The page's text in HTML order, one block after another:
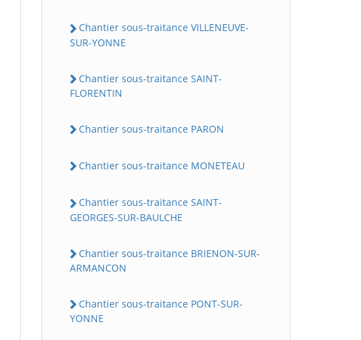
Chantier sous-traitance VILLENEUVE-
SUR-YONNE
Chantier sous-traitance SAINT-
FLORENTIN
Chantier sous-traitance PARON
Chantier sous-traitance MONETEAU
Chantier sous-traitance SAINT-
GEORGES-SUR-BAULCHE
Chantier sous-traitance BRIENON-SUR-
ARMANCON
Chantier sous-traitance PONT-SUR-
YONNE